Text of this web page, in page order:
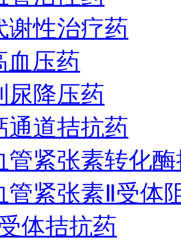
谢性治疗药
血压药
尿降压药
通道拮抗药
管紧张素转化
管紧张素Ⅱ受体
体拮抗药